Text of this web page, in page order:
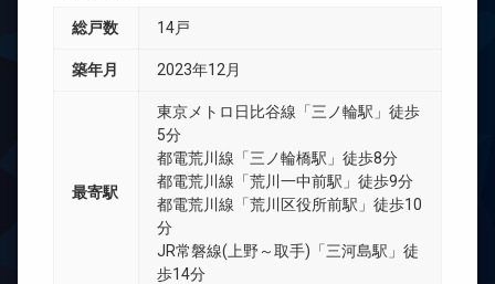
総戸数 14戸
築年月 2023年12月
最寄駅
東京メトロ日比谷線「三ノ輪駅」徒歩
5分
都電荒川線「三ノ輪橋駅」徒歩8分
都電荒川線「荒川一中前駅」徒歩9分
都電荒川線「荒川区役所前駅」徒歩10
分
JR常磐線(上野～取手)「三河島駅」徒
歩14分